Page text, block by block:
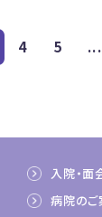
4 5 ...
入院・面
病院のご